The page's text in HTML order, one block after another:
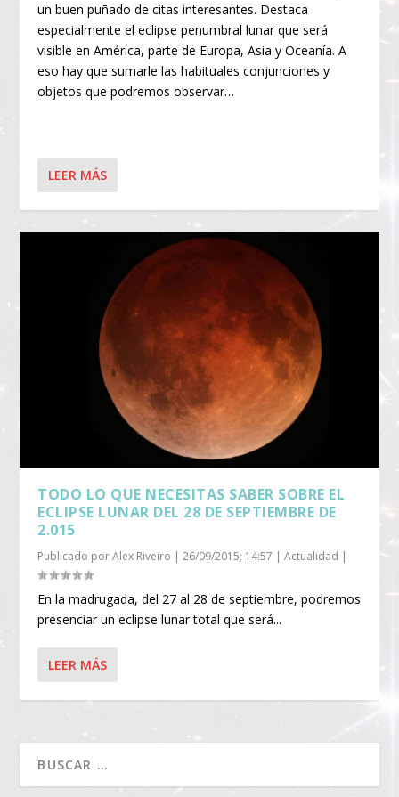
un buen puñado de citas interesantes. Destaca
especialmente el eclipse penumbral lunar que será
visible en América, parte de Europa, Asia y Oceanía. A
eso hay que sumarle las habituales conjunciones y
objetos que podremos observar…
LEER MÁS
TODO LO QUE NECESITAS SABER SOBRE EL
ECLIPSE LUNAR DEL 28 DE SEPTIEMBRE DE
2.015
Publicado porAlex Riveiro |26/09/2015; 14:57 |Actualidad |
En la madrugada, del 27 al 28 de septiembre, podremos
presenciar un eclipse lunar total que será...
LEER MÁS